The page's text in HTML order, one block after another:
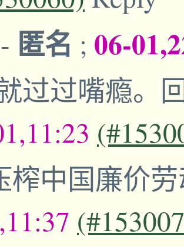
- 匿名 ; 06-
过过嘴瘾。
榨中国廉价